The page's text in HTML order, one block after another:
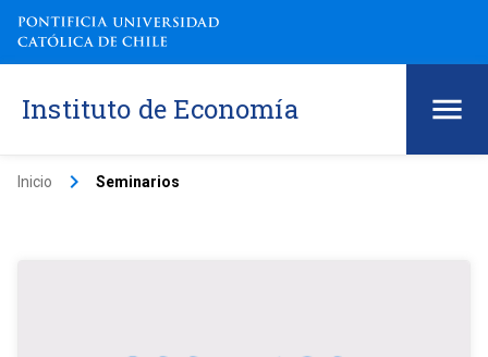
Instituto de Economía
Inicio keyboard_arrow_right Seminarios